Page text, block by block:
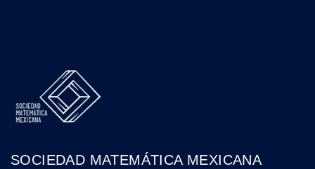
SOCIEDAD MATEMÁTICA MEXICANA